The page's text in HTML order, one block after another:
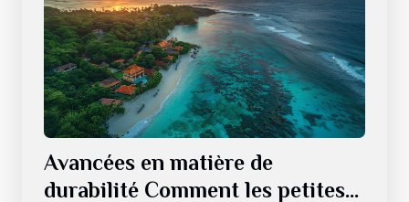
Avancées en matière de
durabilité Comment les petites